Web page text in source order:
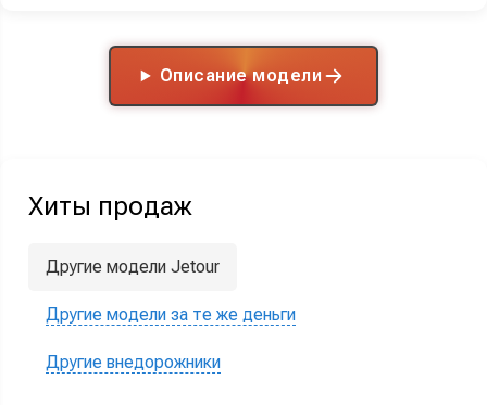
Описание модели
Хиты продаж
Другие модели Jetour
Другие модели за те же деньги
Другие внедорожники